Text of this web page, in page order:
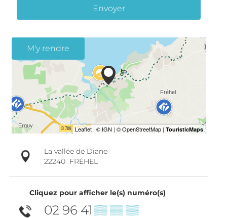
Envoyer
M'y rendre
La vallée de Diane
22240 FRÉHEL
Cliquez pour afficher le(s) numéro(s)
02 96 41 ▒▒ ▒▒ ▒▒